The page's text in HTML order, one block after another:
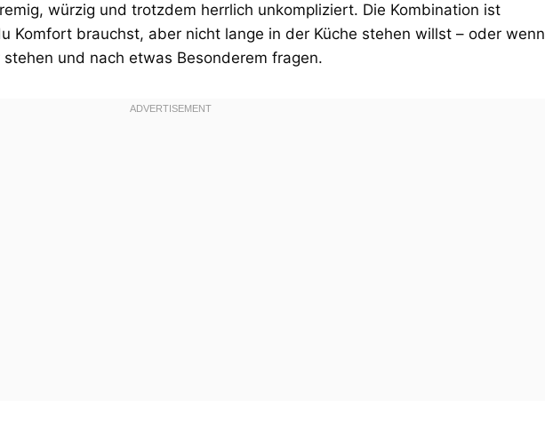
würzig und trotzdem herrlich unkompliziert. Die Kombination ist
Komfort brauchst, aber nicht lange in der Küche stehen willst – oder wenn
und nach etwas Besonderem fragen.